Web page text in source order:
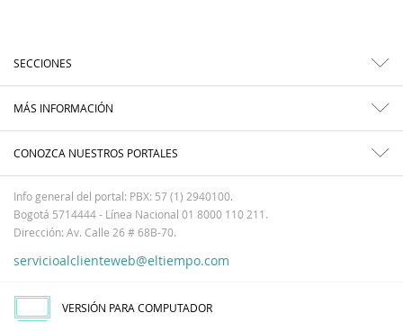
SECCIONES
MÁS INFORMACIÓN
CONOZCA NUESTROS PORTALES
Info general del portal: PBX: 57 (1) 2940100.
Bogotá 5714444 - Línea Nacional 01 8000 110 211.
Dirección: Av. Calle 26 # 68B-70.
servicioalclienteweb@eltiempo.com
VERSIÓN PARA COMPUTADOR